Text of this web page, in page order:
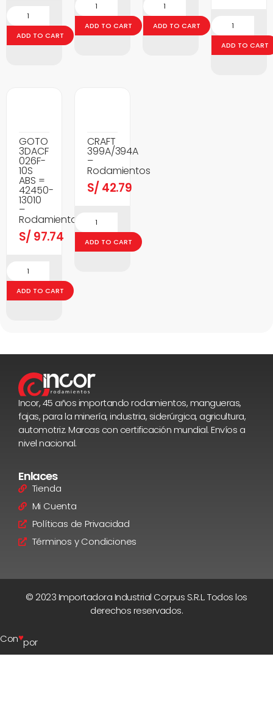
ADD TO CART
ADD TO CART ADD TO CART
ADD TO CART
GOTO
3DACF
026F-
10S
ABS =
42450-
13010
–
Rodamientos
S/ 97.74
ADD TO CART
CRAFT
399A/394A
–
Rodamientos
S/ 42.79
ADD TO CART
Incor, 45 años importando rodamientos, mangueras,
fajas, para la minería, industria, siderúrgica, agricultura,
automotriz. Marcas con certificación mundial. Envíos a
nivel nacional.
Enlaces
Tienda
Mi Cuenta
Políticas de Privacidad
Términos y Condiciones
© 2023 Importadora Industrial Corpus S.R.L. Todos los
derechos reservados.
Con♥por